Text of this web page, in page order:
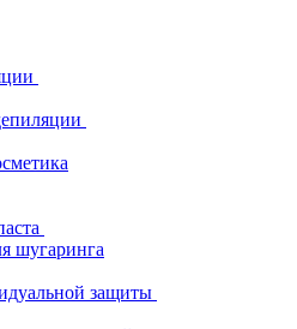
шугаринга
защиты